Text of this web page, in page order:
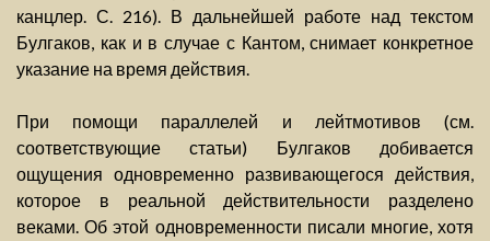
канцлер. С. 216). В дальнейшей работе над текстом
Булгаков, как и в случае с Кантом, снимает конкретное
указание на время действия.
При помощи параллелей и лейтмотивов (см.
соответствующие статьи) Булгаков добивается
ощущения одновременно развивающегося действия,
которое в реальной действительности разделено
веками. Об этой одновременности писали многие, хотя